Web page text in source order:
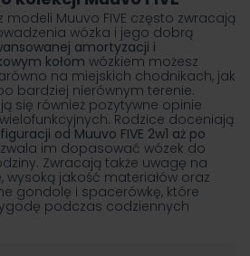
modeli Muuvo FIVE często zwracają
wózka i jego dobrą
amortyzacji i
kołom wózkiem możesz
na miejskich chodnikach, jak
bardziej nierównym terenie.
się również pozytywne opinie
Rodzice doceniają
od Muuvo FIVE 2w1 aż po
im dopasować wózek do
Zwracają także uwagę na
wysoką jakość materiałów oraz
gondolę i spacerówkę, które
podczas codziennych